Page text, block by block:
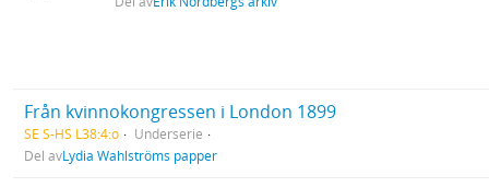
Från kvinnokongressen i London 1899
SE S-HS L38:4:o
Underserie
Del avLydia Wahlströms papper